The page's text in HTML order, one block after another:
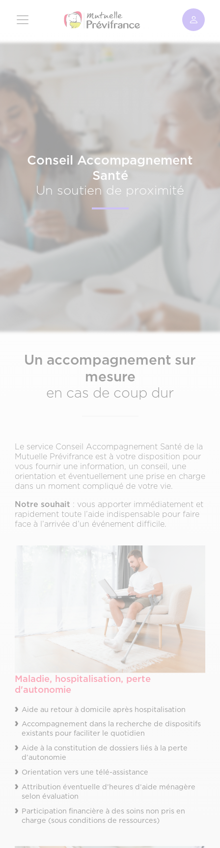
contenu
Conseil Accompagnement
Santé
Un soutien de proximité
Un accompagnement sur
mesure
en cas de coup dur
Le service Conseil Accompagnement Santé de la
Mutuelle Prévifrance est à votre disposition pour
vous fournir une information, un conseil, une
orientation et éventuellement une prise en charge
dans un moment compliqué de votre vie.
Notre souhait : vous apporter immédiatement et
rapidement toute l’aide indispensable pour faire
face à l’arrivée d’un événement difficile.
Maladie, hospitalisation, perte
d'autonomie
Aide au retour à domicile après hospitalisation
Accompagnement dans la recherche de dispositifs
existants pour faciliter le quotidien
Aide à la constitution de dossiers liés à la perte
d’autonomie
Orientation vers une télé-assistance
Attribution éventuelle d’heures d’aide ménagère
selon évaluation
Participation financière à des soins non pris en
charge (sous conditions de ressources)